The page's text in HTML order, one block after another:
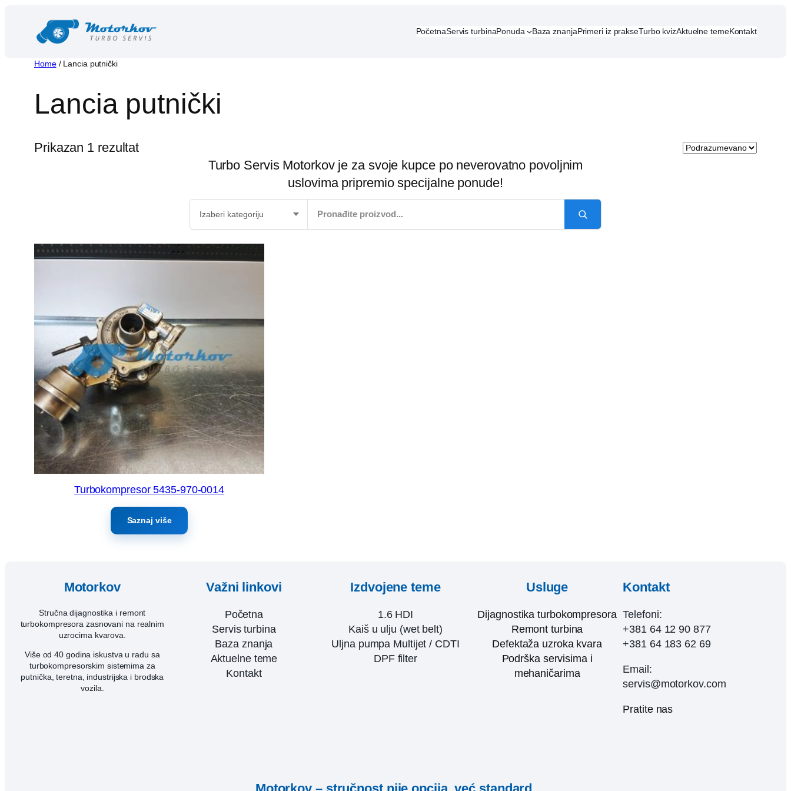
content
PočetnaServis turbinaPonuda Baza znanjaPrimeri iz prakseTurbo kvizAktuelne temeKontakt
Home/ Lancia putnički
Lancia putnički
Prikazan 1 rezultat
Turbo Servis Motorkov je za svoje kupce po neverovatno povoljnim
uslovima pripremio specijalne ponude!
Turbokompresor 5435-970-0014
Saznaj više
Motorkov
Stručna dijagnostika i remont
turbokompresora zasnovani na realnim
uzrocima kvarova.
Više od 40 godina iskustva u radu sa
turbokompresorskim sistemima za
putnička, teretna, industrijska i brodska
vozila.
Važni linkovi
Početna
Servis turbina
Baza znanja
Aktuelne teme
Kontakt
Izdvojene teme
1.6 HDI
Kaiš u ulju (wet belt)
Uljna pumpa Multijet / CDTI
DPF filter
Usluge
Dijagnostika turbokompresora
Remont turbina
Defektaža uzroka kvara
Podrška servisima i
mehaničarima
Kontakt
Telefoni:
+381 64 12 90 877
+381 64 183 62 69
Email:
servis@motorkov.com
Pratite nas